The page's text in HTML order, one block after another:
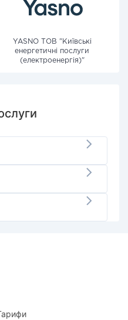
YASNO ТОВ "Київські
енергетичні послуги
(електроенергія)"